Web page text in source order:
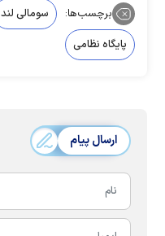
برچسب‌ها: سومالی لند
پایگاه نظامی
ارسال پیام